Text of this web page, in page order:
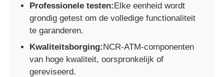
Kaartprinter
pinautomaat
ATM-reserveonderdelen
Professionele testen:Elke eenheid wordt
grondig getest om de volledige functionaliteit
te garanderen.
Kwaliteitsborging:NCR-ATM-componenten
van hoge kwaliteit, oorspronkelijk of
gereviseerd.